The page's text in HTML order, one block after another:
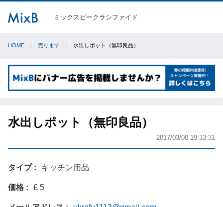
ミックスビークラシファイド
HOME 売ります 水出しポット（無印良品）
水出しポット（無印良品）
2017/03/08 19:33:31
タイプ キッチン用品
価格 £ 5